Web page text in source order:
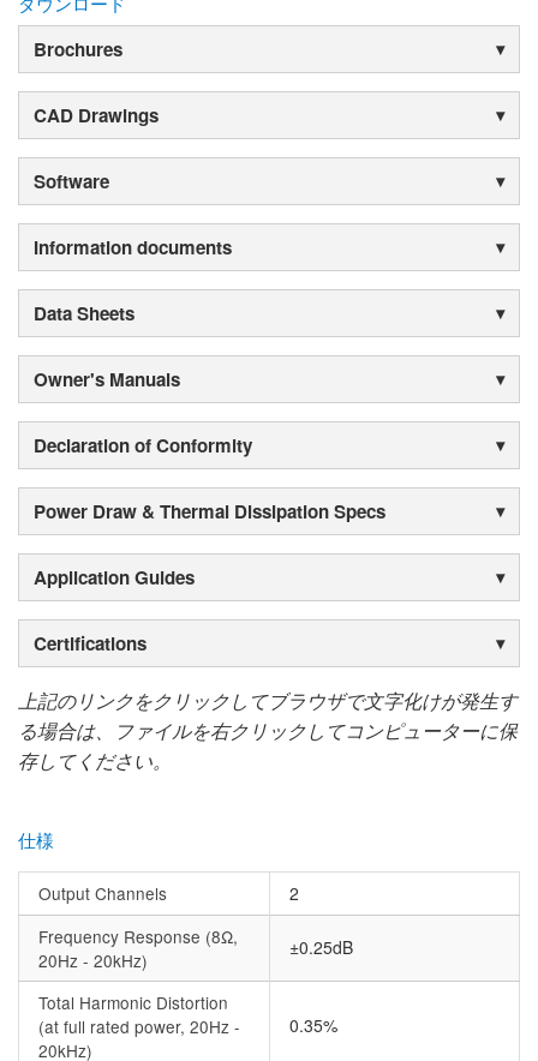
Brochures
CAD Drawings
Software
Information documents
Data Sheets
Owner's Manuals
Declaration of Conformity
Power Draw & Thermal Dissipation Specs
Application Guides
Certifications
上記のリンクをクリックしてブラウザで文字化けが発生す
る場合は、ファイルを右クリックしてコンピューターに保
存してください。
仕様
Output Channels
2
Frequency Response (8Ω,
20Hz - 20kHz)
±0.25dB
Total Harmonic Distortion
(at full rated power, 20Hz -
20kHz)
0.35%